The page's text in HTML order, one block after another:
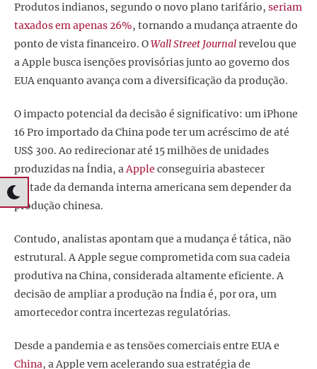
Produtos indianos, segundo o novo plano tarifário, seriam
taxados em apenas 26%, tornando a mudança atraente do
ponto de vista financeiro. OWall Street Journalrevelou que
a Apple busca isenções provisórias junto ao governo dos
EUA enquanto avança com a diversificação da produção.
O impacto potencial da decisão é significativo: um iPhone
16 Pro importado da China pode ter um acréscimo de até
US$ 300. Ao redirecionar até 15 milhões de unidades
produzidas na Índia, aApple conseguiria abastecer
metade da demanda interna americana sem depender da
produção chinesa.
Contudo, analistas apontam que a mudança é tática, não
estrutural. A Apple segue comprometida com sua cadeia
produtiva na China, considerada altamente eficiente. A
decisão de ampliar a produção na Índia é, por ora, um
amortecedor contra incertezas regulatórias.
Desde a pandemia e as tensões comerciais entre EUA e
China, a Apple vem acelerando sua estratégia de